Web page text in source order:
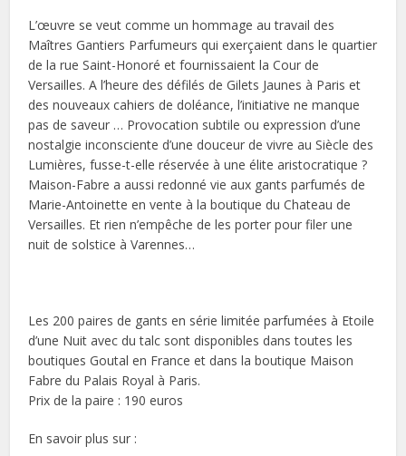
L’œuvre se veut comme un hommage au travail des
Maîtres Gantiers Parfumeurs qui exerçaient dans le quartier
de la rue Saint-Honoré et fournissaient la Cour de
Versailles. A l’heure des défilés de Gilets Jaunes à Paris et
des nouveaux cahiers de doléance, l’initiative ne manque
pas de saveur … Provocation subtile ou expression d’une
nostalgie inconsciente d’une douceur de vivre au Siècle des
Lumières, fusse-t-elle réservée à une élite aristocratique ?
Maison-Fabre a aussi redonné vie aux gants parfumés de
Marie-Antoinette en vente à la boutique du Chateau de
Versailles. Et rien n’empêche de les porter pour filer une
nuit de solstice à Varennes…
Les 200 paires de gants en série limitée parfumées à Etoile
d’une Nuit avec du talc sont disponibles dans toutes les
boutiques Goutal en France et dans la boutique Maison
Fabre du Palais Royal à Paris.
Prix de la paire : 190 euros
En savoir plus sur :